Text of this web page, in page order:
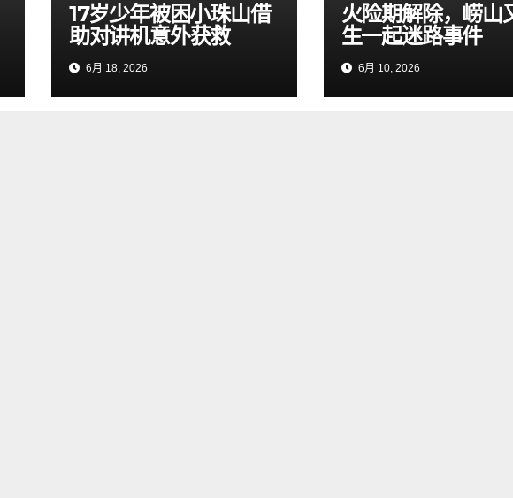
17岁少年被困小珠山借
助对讲机意外获救
6月 18, 2026
火险期解除，崂山
生一起迷路事件
6月 10, 2026